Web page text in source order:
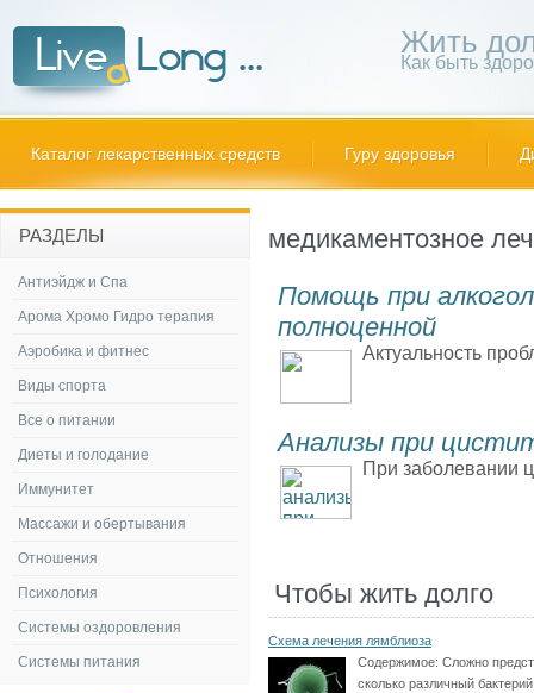
Жить
Как быть
Каталог лекарственных средств Гуру здоровья
медикаментозное
Помощь при
полноценной
Актуальность
Анализы при
При заболевании
Чтобы жить долго
Схема лечения лямблиоза
Содержимое: Сложно
сколько различный
РАЗДЕЛЫ
Антиэйдж и Спа
Арома Хромо Гидро терапия
Аэробика и фитнес
Виды спорта
Все о питании
Диеты и голодание
Иммунитет
Массажи и обертывания
Отношения
Психология
Системы оздоровления
Системы питания